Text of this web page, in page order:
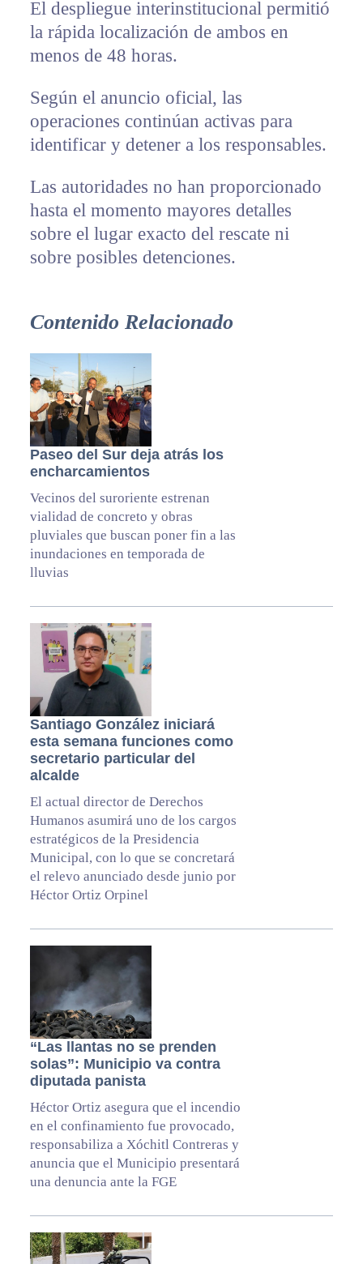
El despliegue interinstitucional permitió
la rápida localización de ambos en
menos de 48 horas.
Según el anuncio oficial, las
operaciones continúan activas para
identificar y detener a los responsables.
Las autoridades no han proporcionado
hasta el momento mayores detalles
sobre el lugar exacto del rescate ni
sobre posibles detenciones.
Contenido Relacionado
Paseo del Sur deja atrás los
encharcamientos
Vecinos del suroriente estrenan
vialidad de concreto y obras
pluviales que buscan poner fin a las
inundaciones en temporada de
lluvias
Santiago González iniciará
esta semana funciones como
secretario particular del
alcalde
El actual director de Derechos
Humanos asumirá uno de los cargos
estratégicos de la Presidencia
Municipal, con lo que se concretará
el relevo anunciado desde junio por
Héctor Ortiz Orpinel
“Las llantas no se prenden
solas”: Municipio va contra
diputada panista
Héctor Ortiz asegura que el incendio
en el confinamiento fue provocado,
responsabiliza a Xóchitl Contreras y
anuncia que el Municipio presentará
una denuncia ante la FGE